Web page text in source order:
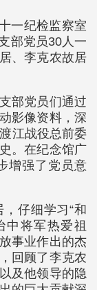
一纪检监察室
部党员30人一
、李克农故居
部党员们通过
影像资料，深
江战役总前委
。在纪念馆广
增强了党员意
仔细学习“和
中将军热爱祖
事业作出的杰
回顾了李克农
及他领导的隐